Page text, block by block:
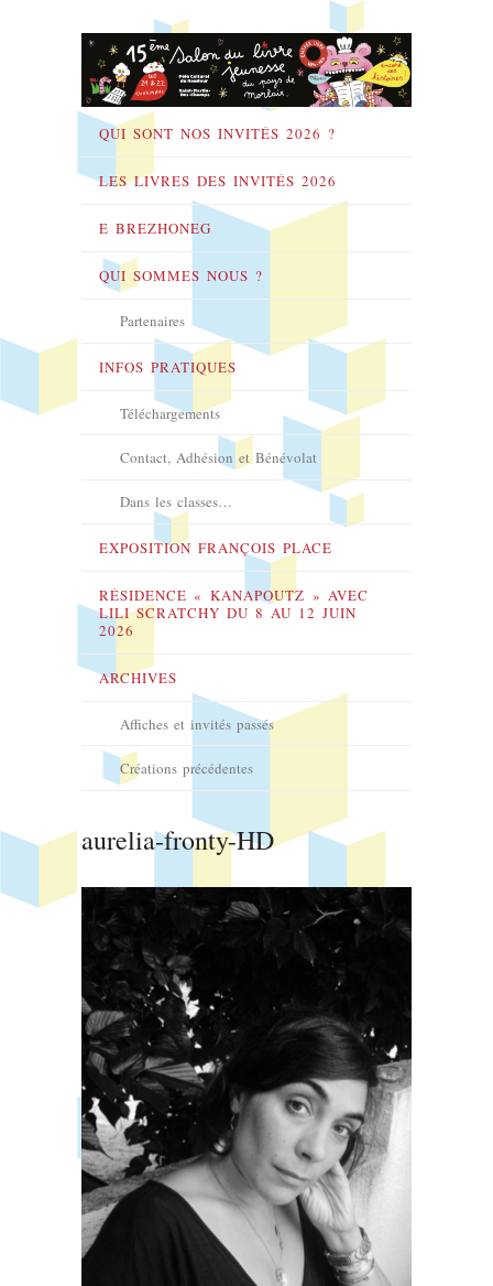
QUI SONT NOS INVITÉS 2026 ?
LES LIVRES DES INVITÉS 2026
E BREZHONEG
QUI SOMMES NOUS ?
Partenaires
INFOS PRATIQUES
Téléchargements
Contact, Adhésion et Bénévolat
Dans les classes…
EXPOSITION FRANÇOIS PLACE
RÉSIDENCE « KANAPOUTZ » AVEC
LILI SCRATCHY DU 8 AU 12 JUIN
2026
ARCHIVES
Affiches et invités passés
Créations précédentes
aurelia-fronty-HD